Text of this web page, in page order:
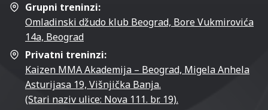
Grupni treninzi:
Omladinski džudo klub Beograd, Bore Vukmirovića
14a, Beograd
Privatni treninzi:
Kaizen MMA Akademija – Beograd, Migela Anhela
Asturijasa 19, Višnjička Banja.
(Stari naziv ulice: Nova 111. br. 19).